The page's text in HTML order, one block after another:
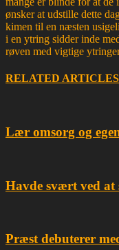
ønsker at udstille dette
kimen til en næsten
i en ytring sidder inde
røven med vigtige
RELATED ARTICLES
Lær omsorg og
Havde svært ved at
Præst debuterer